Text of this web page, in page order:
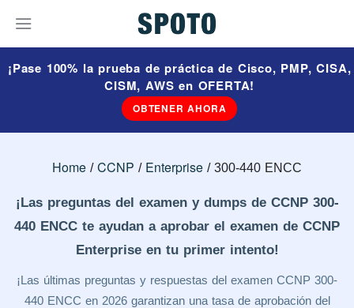
¡Pase 100% la prueba de práctica de Cisco, PMP, CISA,
CISM, AWS en OFERTA!
OBTENER AHORA
Home CCNP Enterprise 300-440 ENCC
¡Las preguntas del examen y dumps de CCNP 300-
440 ENCC te ayudan a aprobar el examen de CCNP
Enterprise en tu primer intento!
¡Las últimas preguntas y respuestas del examen CCNP 300-
440 ENCC en 2026 garantizan una tasa de aprobación del